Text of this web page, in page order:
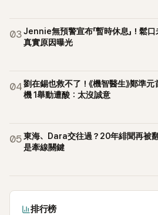
03Jennie無預警宣布「暫時休息」！鬆
真實原因曝光
04劉在錫也救不了！《機智醫生》鄭準
機 1舉動遭酸：太沒誠意
05東海、Dara交往過？20年緋聞再被
是牽線關鍵
排行榜